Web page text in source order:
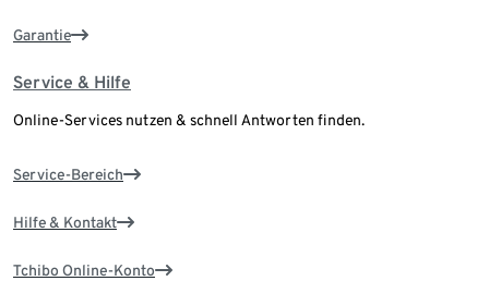
Garantie
Service & Hilfe
Online-Services nutzen & schnell Antworten finden.
Service-Bereich
Hilfe & Kontakt
Tchibo Online-Konto